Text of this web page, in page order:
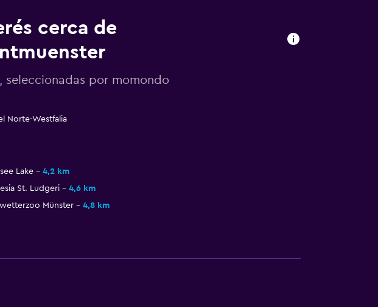
cerca de
seleccionadas por momondo
Norte-Westfalia
Lake
4,2 km
St. Ludgeri
4,6 km
Münster 4,8 km